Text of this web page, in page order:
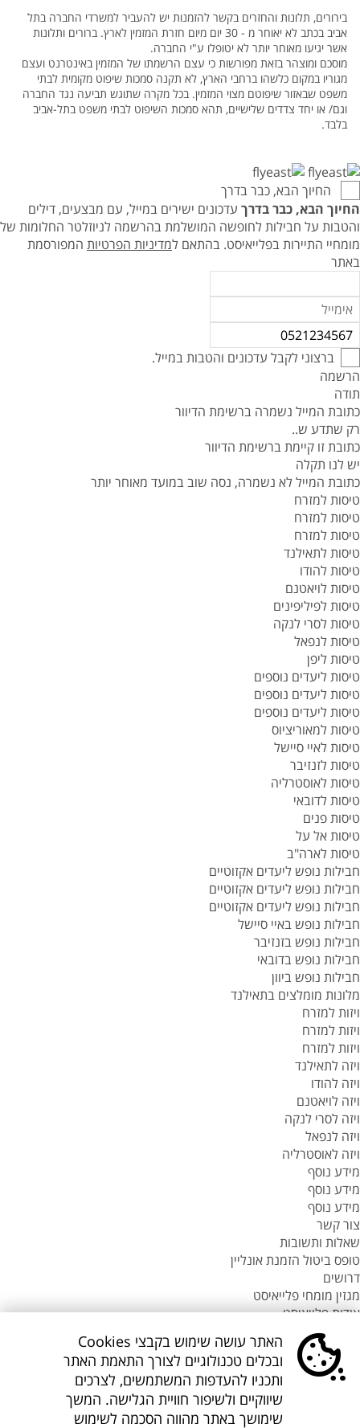
בירורים, תלונות והחזרים בקשר להזמנות יש להעביר למשרדי החברה בתל
אביב בכתב לא יאוחר מ - 30 יום מיום חזרת המזמין לארץ. ברורים ותלונות
אשר יגיעו מאוחר יותר לא יטופלו ע"י החברה.
מוסכם ומוצהר בזאת מפורשות כי עצם הרשמתו של המזמין באינטרנט ועצם
מגוריו במקום כלשהו ברחבי הארץ, לא תקנה סמכות שיפוט מקומית לבתי
משפט שבאזור שיפוטם מצוי המזמין. בכל מקרה שתוגש תביעה נגד החברה
וגם/ או יחד צדדים שלישיים, תהא סמכות השיפוט לבתי משפט בתל-אביב
בלבד.
החיוך הבא, כבר בדרך
החיוך הבא, כבר בדרך עדכונים ישירים במייל, עם מבצעים, דילים
והטבות על חבילות לחופשה המושלמת בהרשמה לניוזלטר החלומות של
מומחיי התיירות בפלייאיסט. בהתאם למדיניות הפרטיות המפורסמת
באתר
ברצוני לקבל עדכונים והטבות במייל.
הרשמה
תודה
כתובת המייל נשמרה ברשימת הדיוור
רק שתדע ש..
כתובת זו קיימת ברשימת הדיוור
יש לנו תקלה
כתובת המייל לא נשמרה, נסה שוב במועד מאוחר יותר
טיסות למזרח
טיסות למזרח
טיסות למזרח
טיסות לתאילנד
טיסות להודו
טיסות לויאטנם
טיסות לפיליפינים
טיסות לסרי לנקה
טיסות לנפאל
טיסות ליפן
טיסות ליעדים נוספים
טיסות ליעדים נוספים
טיסות ליעדים נוספים
טיסות למאוריציוס
טיסות לאיי סיישל
טיסות לזנזיבר
טיסות לאוסטרליה
טיסות לדובאי
טיסות פנים
טיסות אל על
טיסות לארה"ב
חבילות נופש ליעדים אקזוטיים
חבילות נופש ליעדים אקזוטיים
חבילות נופש ליעדים אקזוטיים
חבילות נופש באיי סיישל
חבילות נופש בזנזיבר
חבילות נופש בדובאי
חבילות נופש ביוון
מלונות מומלצים בתאילנד
ויזות למזרח
ויזות למזרח
ויזות למזרח
ויזה לתאילנד
ויזה להודו
ויזה לויאטנם
ויזה לסרי לנקה
ויזה לנפאל
ויזה לאוסטרליה
מידע נוסף
מידע נוסף
מידע נוסף
צור קשר
שאלות ותשובות
טופס ביטול הזמנת אונליין
דרושים
מגזין מומחי פלייאיסט
אודות פלייאיסט
סניפי flyeast בעולם
סניפי flyeast בעולם
סניף flyeast תאילנד
האתר עושה שימוש בקבצי Cookies
ובכלים טכנולוגיים לצורך התאמת האתר
ותכניו להעדפות המשתמשים, לצרכים
שיווקיים ולשיפור חוויית הגלישה. המשך
שימושך באתר מהווה הסכמה לשימוש